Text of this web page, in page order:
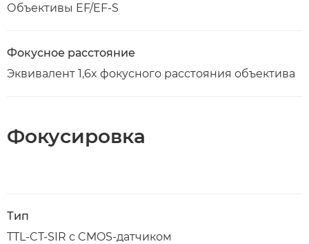
Объективы EF/EF-S
Фокусное расстояние
Эквивалент 1,6x фокусного расстояния объектива
Фокусировка
Тип
TTL-CT-SIR с CMOS-датчиком